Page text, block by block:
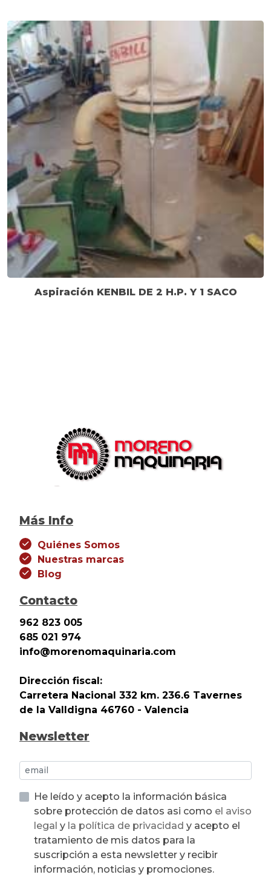
Aspiración KENBIL DE 2 H.P. Y 1 SACO
Más Info
Quiénes Somos
Nuestras marcas
Blog
Contacto
962 823 005
685 021 974
info@morenomaquinaria.com
Dirección fiscal:
Carretera Nacional 332 km. 236.6 Tavernes
de la Valldigna 46760 - Valencia
Newsletter
He leído y acepto la información básica
sobre protección de datos asi como el aviso
legal y la política de privacidad y acepto el
tratamiento de mis datos para la
suscripción a esta newsletter y recibir
información, noticias y promociones.